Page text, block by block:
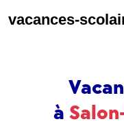
vacances-
à